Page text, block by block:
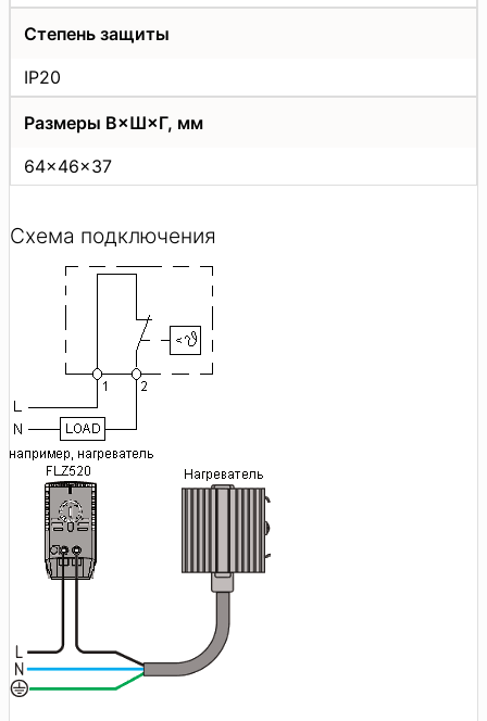
Степень защиты
IP20
Размеры В×Ш×Г, мм
64×46×37
Схема подключения